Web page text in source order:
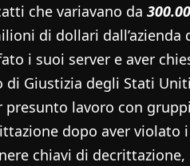
che variavano da
di dollari
i suoi server e aver
Giustizia degli Stati
lavoro con gruppi
dopo aver violato
chiavi di decrittazione,